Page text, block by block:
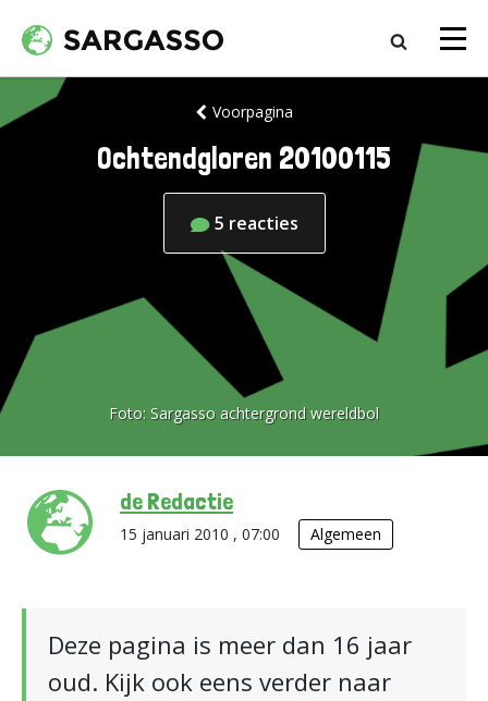
Voorpagina
Ochtendgloren 20100115
5 reacties
Foto: Sargasso achtergrond wereldbol
de Redactie
15 januari 2010 , 07:00 Algemeen
Deze pagina is meer dan 16 jaar
oud. Kijk ook eens verder naar